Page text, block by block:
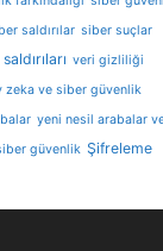
saldırılar siber suçlar
veri gizliliği
zeka ve siber güvenlik
yeni nesil arabalar
güvenlik Şifreleme